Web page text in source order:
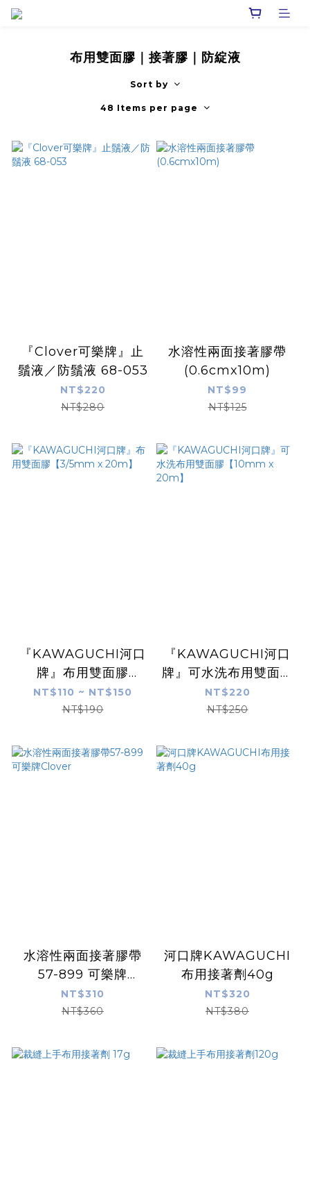
布用雙面膠｜接著膠｜防綻液
Sort by
48 Items per page
『Clover可樂牌』止
鬚液／防鬚液 68-053
NT$220
NT$280
水溶性兩面接著膠帶
(0.6cmx10m)
NT$99
NT$125
『KAWAGUCHI河口
牌』布用雙面膠
【3/5mm x 20m】
NT$110 ~ NT$150
NT$190
『KAWAGUCHI河口
牌』可水洗布用雙面膠
【10mm x 20m】
NT$220
NT$250
水溶性兩面接著膠帶
57-899 可樂牌
Clover
NT$310
NT$360
河口牌KAWAGUCHI
布用接著劑40g
NT$320
NT$380